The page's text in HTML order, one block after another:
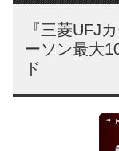
『三菱UFJ
ーソン最大
ド